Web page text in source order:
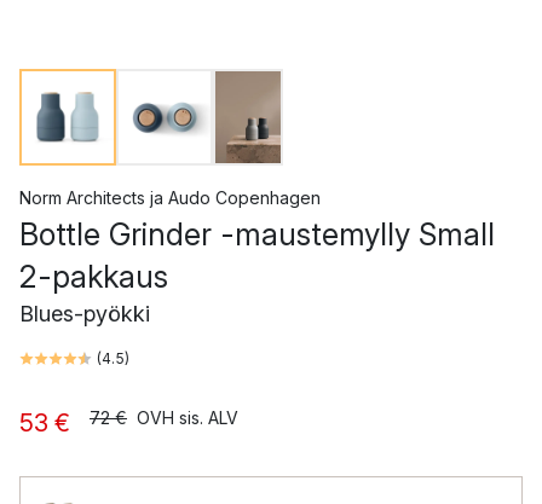
Norm Architects ja Audo Copenhagen
Bottle Grinder -maustemylly Small
2-pakkaus
Blues-pyökki
(4.5)
53 € 72 € OVH sis. ALV